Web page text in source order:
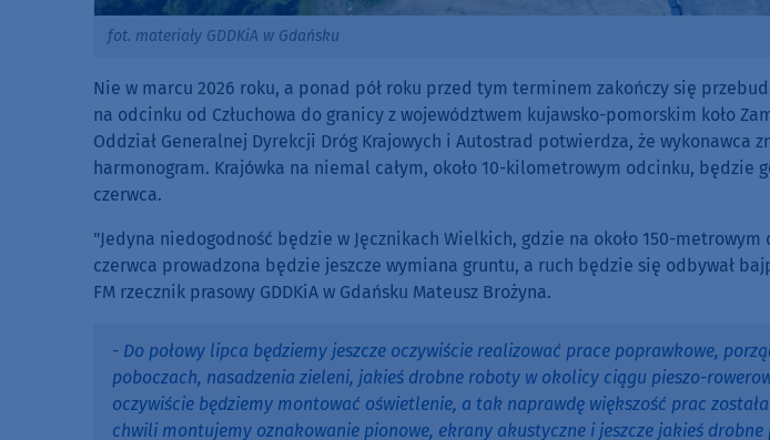
fot. materiały GDDKiA w Gdańsku
Nie w marcu 2026 roku, a ponad pół roku przed tym terminem zakończy się
na odcinku od Człuchowa do granicy z województwem kujawsko-pomorskim koło
Oddział Generalnej Dyrekcji Dróg Krajowych i Autostrad potwierdza, że wykonawca
harmonogram. Krajówka na niemal całym, około 10-kilometrowym odcinku, będzie
czerwca.
"Jedyna niedogodność będzie w Jęcznikach Wielkich, gdzie na około 150-
czerwca prowadzona będzie jeszcze wymiana gruntu, a ruch będzie się odbywał
FM rzecznik prasowy GDDKiA w Gdańsku Mateusz Brożyna.
- Do połowy lipca będziemy jeszcze oczywiście realizować prace poprawkowe,
poboczach, nasadzenia zieleni, jakieś drobne roboty w okolicy ciągu pieszo-
oczywiście będziemy montować oświetlenie, a tak naprawdę większość prac
chwili montujemy oznakowanie pionowe, ekrany akustyczne i jeszcze jakieś